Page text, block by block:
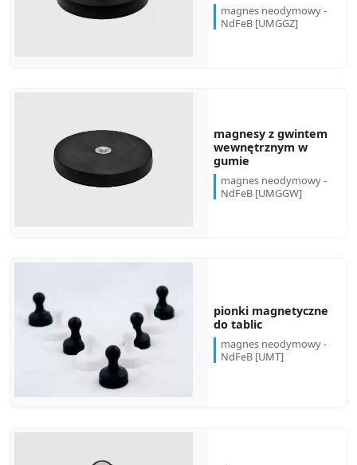
magnes neodymowy -
NdFeB [UMGGZ]
magnesy z gwintem
wewnętrznym w
gumie
magnes neodymowy -
NdFeB [UMGGW]
pionki magnetyczne
do tablic
magnes neodymowy -
NdFeB [UMT]